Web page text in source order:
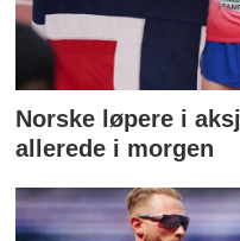
Norske løpere i
allerede i morgen